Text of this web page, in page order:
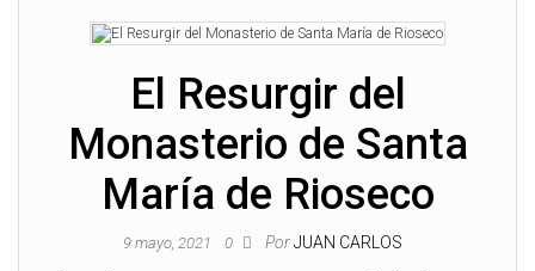
El Resurgir del
Monasterio de Santa
María de Rioseco
9 mayo, 2021 0 PorJUAN CARLOS